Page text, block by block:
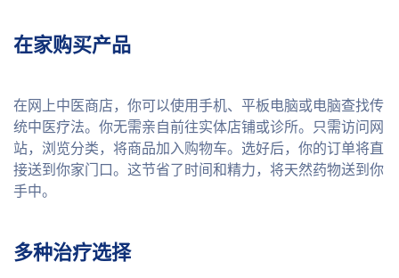
在家购买产品
在网上中医商店，你可以使用手机、平板电脑或电脑查找传
统中医疗法。你无需亲自前往实体店铺或诊所。只需访问网
站，浏览分类，将商品加入购物车。选好后，你的订单将直
接送到你家门口。这节省了时间和精力，将天然药物送到你
手中。
多种治疗选择